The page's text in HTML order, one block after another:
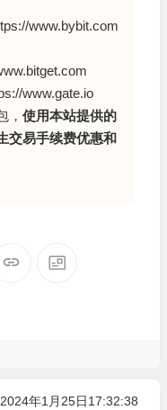
www.bybit.com
www.gate.io
， 使用本站提供的
交易手续费优惠和
年1月25日17:32:38